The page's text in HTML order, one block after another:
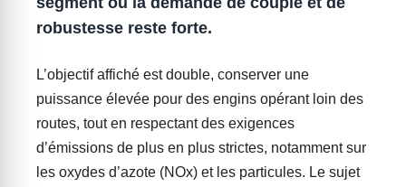
robustesse reste forte.
L’objectif affiché est double, conserver une
puissance élevée pour des engins opérant loin des
routes, tout en respectant des exigences
d’émissions de plus en plus strictes, notamment sur
les oxydes d’azote (NOx) et les particules. Le sujet